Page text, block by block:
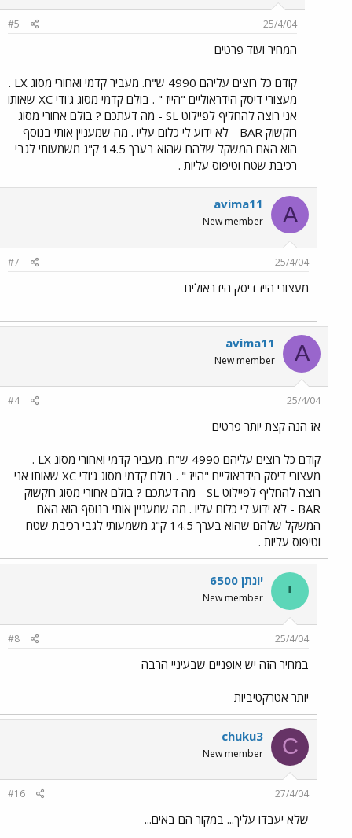
25/4/04
#5
המחיר ועוד פרטים
קודם כל רוצים עליהם 4990 ש"ח. מעביר קדמי ואחורי מסוג LX .
מעצורי דיסק הידראוליים "הייז " . בולם קדמי מסוג ג'ודי XC שאותו
אני רוצה להחליף לפיילוט SL - מה דעתכם ? בולם אחורי מסוג
רוקשוק BAR - לא ידוע לי כלום עליו . מה שמעניין אותי בנוסף
הוא האם המשקל שלהם שהוא בערך 14.5 ק"ג משמעותי לגבי
רכיבת שטח וטיפוס עליות .
A
avima11
New member
25/4/04
#7
מעצורי הייז דיסק הידראולים
A
avima11
New member
25/4/04
#4
אז הנה קצת יותר פרטים
קודם כל רוצים עליהם 4990 ש"ח. מעביר קדמי ואחורי מסוג LX .
מעצורי דיסק הידראוליים "הייז " . בולם קדמי מסוג ג'ודי XC שאותו אני
רוצה להחליף לפיילוט SL - מה דעתכם ? בולם אחורי מסוג רוקשוק
BAR - לא ידוע לי כלום עליו . מה שמעניין אותי בנוסף הוא האם
המשקל שלהם שהוא בערך 14.5 ק"ג משמעותי לגבי רכיבת שטח
וטיפוס עליות .
י יונתן 6500
New member
25/4/04
#8
במחיר הזה יש אופניים שבעיניי הרבה
יותר אטרקטיביות
C
chuku3
New member
27/4/04
#16
שלא יעבדו עליך... במקור הם באים...